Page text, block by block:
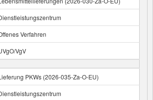
Verfahren
VgV
PKWs (2026-035-Za-O-EU)